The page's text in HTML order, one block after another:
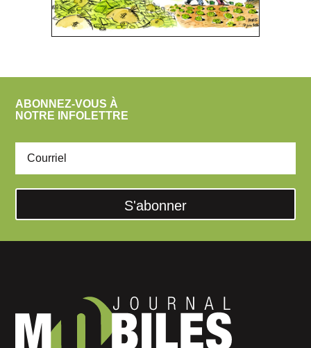
ABONNEZ-VOUS À
NOTRE INFOLETTRE
S'abonner